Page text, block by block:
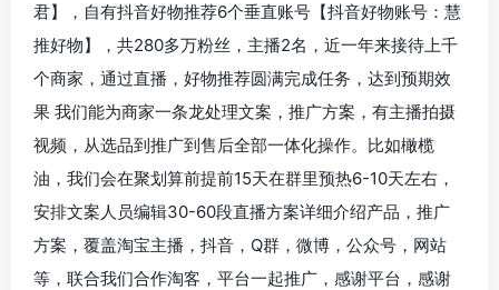
君】，自有抖音好物推荐6个垂直账号【抖音好物账号：慧
推好物】，共280多万粉丝，主播2名，近一年来接待上千
个商家，通过直播，好物推荐圆满完成任务，达到预期效
果 我们能为商家一条龙处理文案，推广方案，有主播拍摄
视频，从选品到推广到售后全部一体化操作。比如橄榄
油，我们会在聚划算前提前15天在群里预热6-10天左右，
安排文案人员编辑30-60段直播方案详细介绍产品，推广
方案，覆盖淘宝主播，抖音，Q群，微博，公众号，网站
等，联合我们合作淘客，平台一起推广，感谢平台，感谢